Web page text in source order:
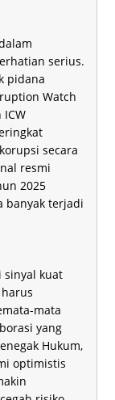
serius.
pidana
Watch
ICW
secara
resmi
2025
banyak terjadi
sinyal kuat
mata
yang
Hukum,
optimistis